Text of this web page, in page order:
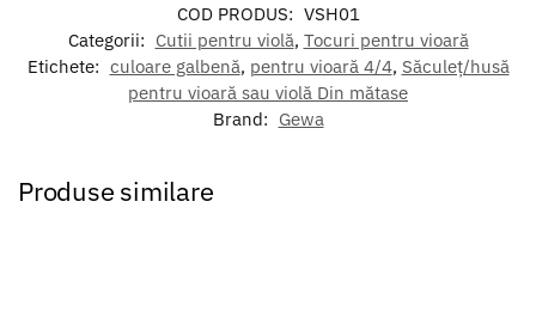
COD PRODUS: VSH01
Categorii: Cutii pentru violă, Tocuri pentru vioară
Etichete: culoare galbenă, pentru vioară 4/4, Săculeț/husă
pentru vioară sau violă Din mătase
Brand: Gewa
Produse similare